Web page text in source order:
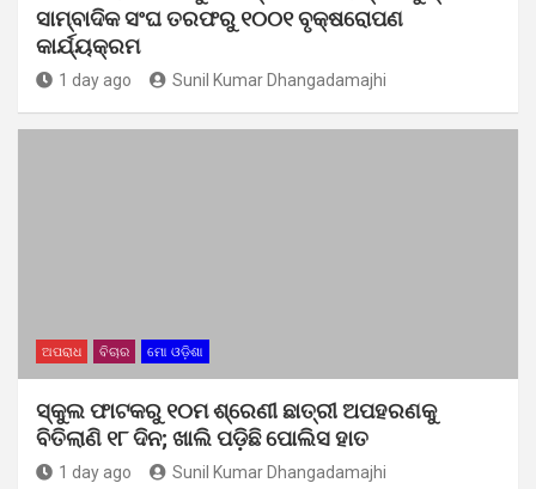
ସାମ୍ବାଦିକ ସଂଘ ତରଫରୁ ୧୦୦୧ ବୃକ୍ଷରୋପଣ
କାର୍ଯ୍ୟକ୍ରମ
1 day ago Sunil Kumar Dhangadamajhi
ଅପରାଧ ବିଚାର ମୋ ଓଡ଼ିଶା
ସ୍କୁଲ ଫାଟକରୁ ୧୦ମ ଶ୍ରେଣୀ ଛାତ୍ରୀ ଅପହରଣକୁ
ବିତିଲାଣି ୧୮ ଦିନ; ଖାଲି ପଡ଼ିଛି ପୋଲିସ ହାତ
1 day ago Sunil Kumar Dhangadamajhi